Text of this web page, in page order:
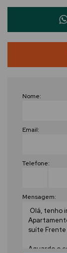
Nome:
Email:
Telefone:
Mensagem: